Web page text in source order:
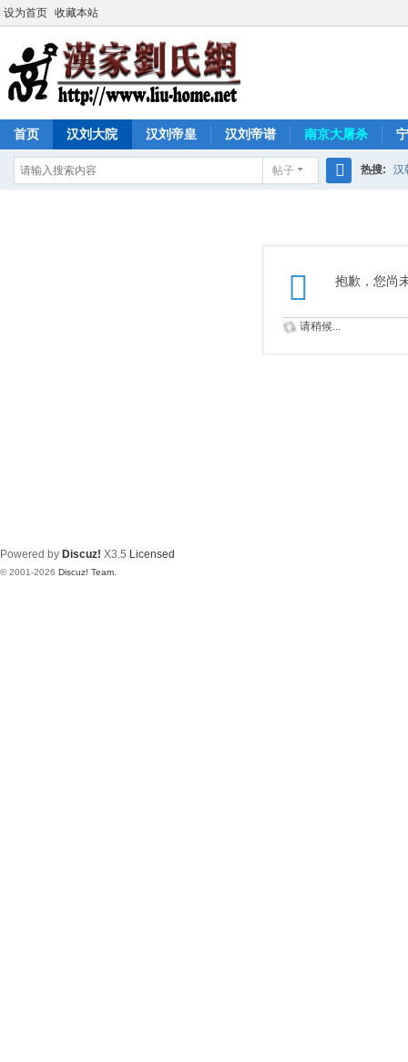
设为首页 收藏本站
首页 汉刘大院 汉刘帝皇 汉刘帝谱 南京大屠杀
帖子 热搜: 汉
抱歉，您尚
请稍候...
Powered by Discuz! X3.5 Licensed
© 2001-2026 Discuz! Team